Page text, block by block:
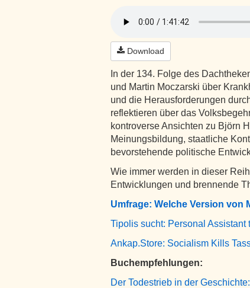
Download
In der 134. Folge des
und Martin Moczarski über
und die Herausforderungen
reflektieren über das
kontroverse Ansichten zu Björn
Meinungsbildung, staatliche
bevorstehende politische
Wie immer werden in dieser
Entwicklungen und brennende
Umfrage: Welche Version von
Tipolis sucht: Personal Assistant
Ankap.Store: Socialism Kills
Buchempfehlungen:
Der Todestrieb in der